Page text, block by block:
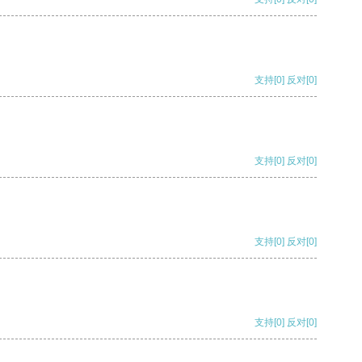
支持[0] 反对[0]
支持[0] 反对[0]
支持[0] 反对[0]
支持[0] 反对[0]